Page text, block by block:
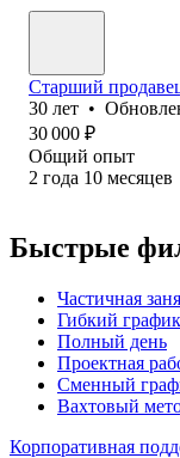
Старший
30 лет •
30 000 ₽
Общий опыт
2 года 10 месяцев
Быстрые
Частичная
Гибкий график
Полный день
Проектная
Сменный
Вахтовый
Корпоративная